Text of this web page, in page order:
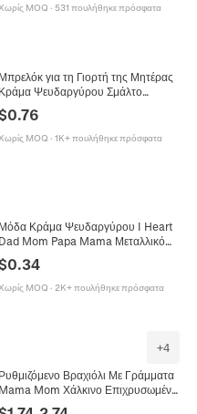
MOQ · 531 πουλήθηκε πρόσφατα
Μπρελόκ για τη Γιορτή της Μητέρας
Κράμα Ψευδαργύρου Σμάλτο
Πεταλούδα Λουλούδι Καρδιά
Τεχνητό Μαργαριτάρι Δώρο για
$0.76
MOQ · 1K+ πουλήθηκε πρόσφατα
Μόδα Κράμα Ψευδαργύρου I Heart
Dad Mom Papa Mama Μεταλλικό
Μπρελόκ Για Δώρο Γιορτής Μητέρας
$0.34
MOQ · 2K+ πουλήθηκε πρόσφατα
+4
Ρυθμιζόμενο Βραχιόλι Με Γράμματα
Mama Mom Χάλκινο Επιχρυσωμένο
Με Ζιργκόν Συρόμενο Κούμπωμα